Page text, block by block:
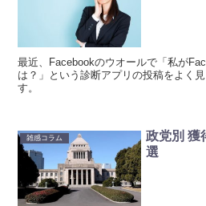
最近、Facebookのウオールで「私が
は？」という診断アプリの投稿をよく
す。
雑感コラム
政党別 獲
選